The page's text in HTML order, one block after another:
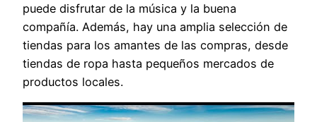
puede disfrutar de la música y la buena
compañía. Además, hay una amplia selección de
tiendas para los amantes de las compras, desde
tiendas de ropa hasta pequeños mercados de
productos locales.